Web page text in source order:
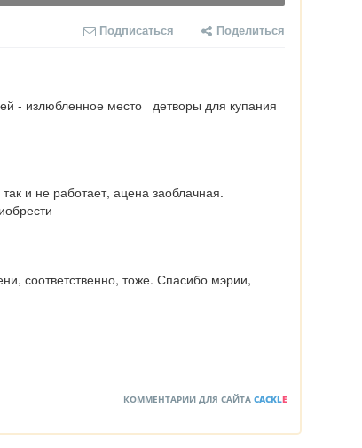
Подписаться Поделиться
- излюбленное место   детворы для купания
и не работает, ацена заоблачная.
соответственно, тоже. Спасибо мэрии,
КОММЕНТАРИИ ДЛЯ САЙТА CACKLE